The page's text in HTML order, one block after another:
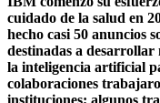
cuidado de la salud en
hecho casi 50 anuncios
destinadas a
la inteligencia artificial
colaboraciones